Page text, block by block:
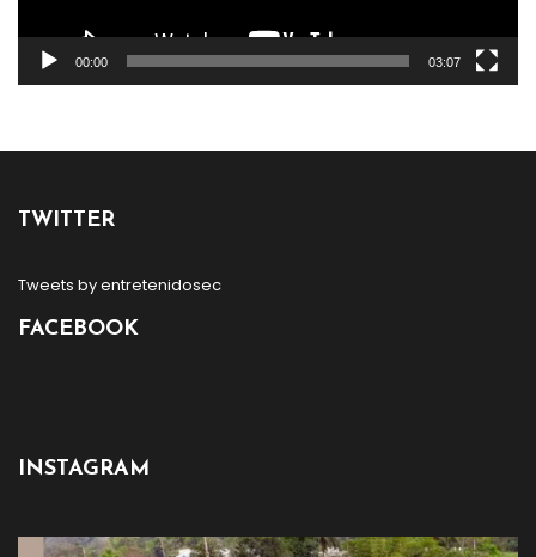
00:00 03:07
TWITTER
Tweets by entretenidosec
FACEBOOK
INSTAGRAM